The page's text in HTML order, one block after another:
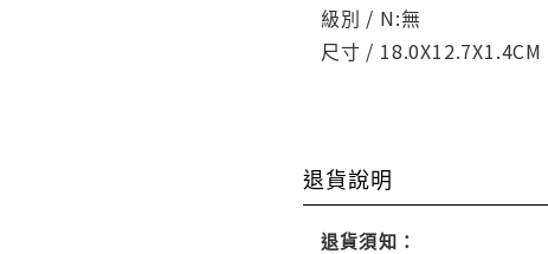
級別 / N:無
尺寸 / 18.0X12.7X1.4CM
退貨說明
退貨須知：